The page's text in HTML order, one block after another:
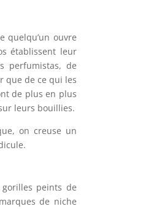
quelqu’un ouvre
établissent leur
perfumistas, de
que de ce qui les
de plus en plus
leurs bouillies.
on creuse un
peints de
de niche